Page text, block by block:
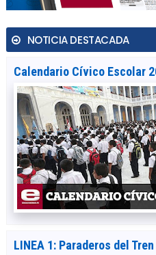
NOTICIA DESTACADA
Calendario Cívico Escolar
LINEA 1: Paraderos del